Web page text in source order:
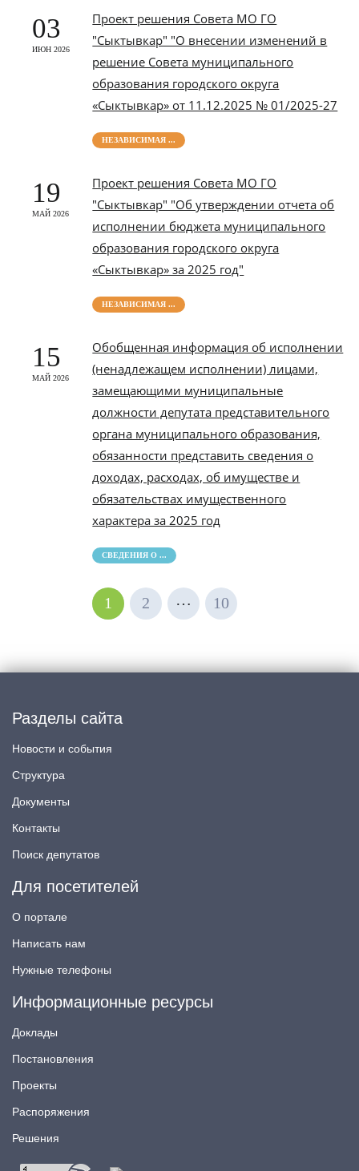
03
ИЮН 2026
Проект решения Совета МО ГО
"Сыктывкар" "О внесении изменений в
решение Совета муниципального
образования городского округа
«Сыктывкар» от 11.12.2025 № 01/2025-27
НЕЗАВИСИМАЯ ...
19
МАЙ 2026
Проект решения Совета МО ГО
"Сыктывкар" "Об утверждении отчета об
исполнении бюджета муниципального
образования городского округа
«Сыктывкар» за 2025 год"
НЕЗАВИСИМАЯ ...
15
МАЙ 2026
Обобщенная информация об исполнении
(ненадлежащем исполнении) лицами,
замещающими муниципальные
должности депутата представительного
органа муниципального образования,
обязанности представить сведения о
доходах, расходах, об имуществе и
обязательствах имущественного
характера за 2025 год
СВЕДЕНИЯ О ...
1 2 … 10
Разделы сайта
Новости и события
Структура
Документы
Контакты
Поиск депутатов
Для посетителей
О портале
Написать нам
Нужные телефоны
Информационные ресурсы
Доклады
Постановления
Проекты
Распоряжения
Решения